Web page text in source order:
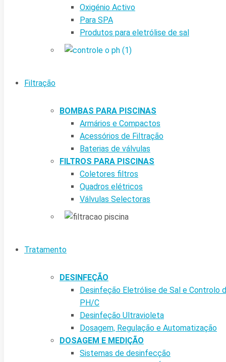
Oxigénio Activo
Para SPA
Produtos para eletrólise de sal
Filtração
BOMBAS PARA PISCINAS
Armários e Compactos
Acessórios de Filtração
Baterias de válvulas
FILTROS PARA PISCINAS
Coletores filtros
Quadros elétricos
Válvulas Selectoras
Tratamento
DESINFEÇÃO
Desinfeção Eletrólise de Sal e Controlo
PH/C
Desinfeção Ultravioleta
Dosagem, Regulação e Automatização
DOSAGEM E MEDIÇÃO
Sistemas de desinfecção